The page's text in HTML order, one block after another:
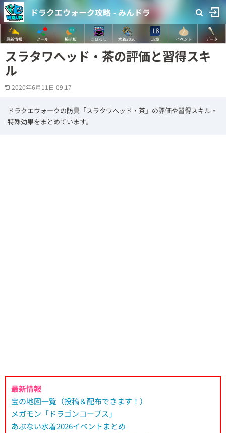
ドラクエウォーク攻略 - みんドラ
最新情報 ツール 掲示板 まぼろし 水着2026 18章 イベント データ
スラタワヘッド・茶の評価と習得スキ
ル
2020年6月11日 09:17
ドラクエウォークの防具「スラタワヘッド・茶」の評価や習得スキル・
特殊効果をまとめています。
最新情報
宝の地図一覧（投稿＆配布できます！）
メガモン「ドラゴンコープス」
あぶない水着2026イベントまとめ